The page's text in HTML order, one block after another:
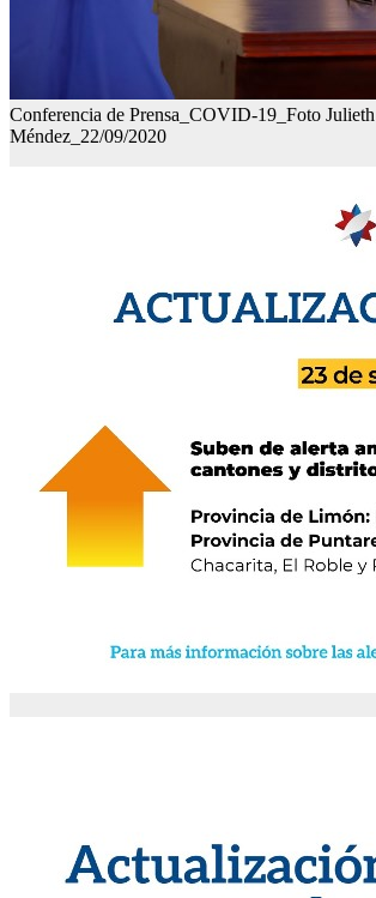
Conferencia de Prensa_COVID-19_Foto Julieth
Méndez_22/09/2020